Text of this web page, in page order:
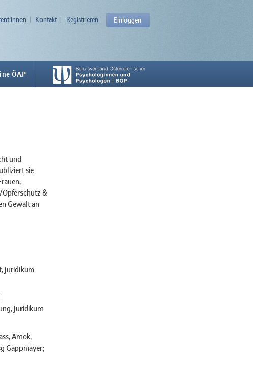
Kontakt Registrieren Einloggen
ÖAP
und
sie
Opferschutz &
Gewalt an
juridikum
juridikum
Amok,
Gappmayer;